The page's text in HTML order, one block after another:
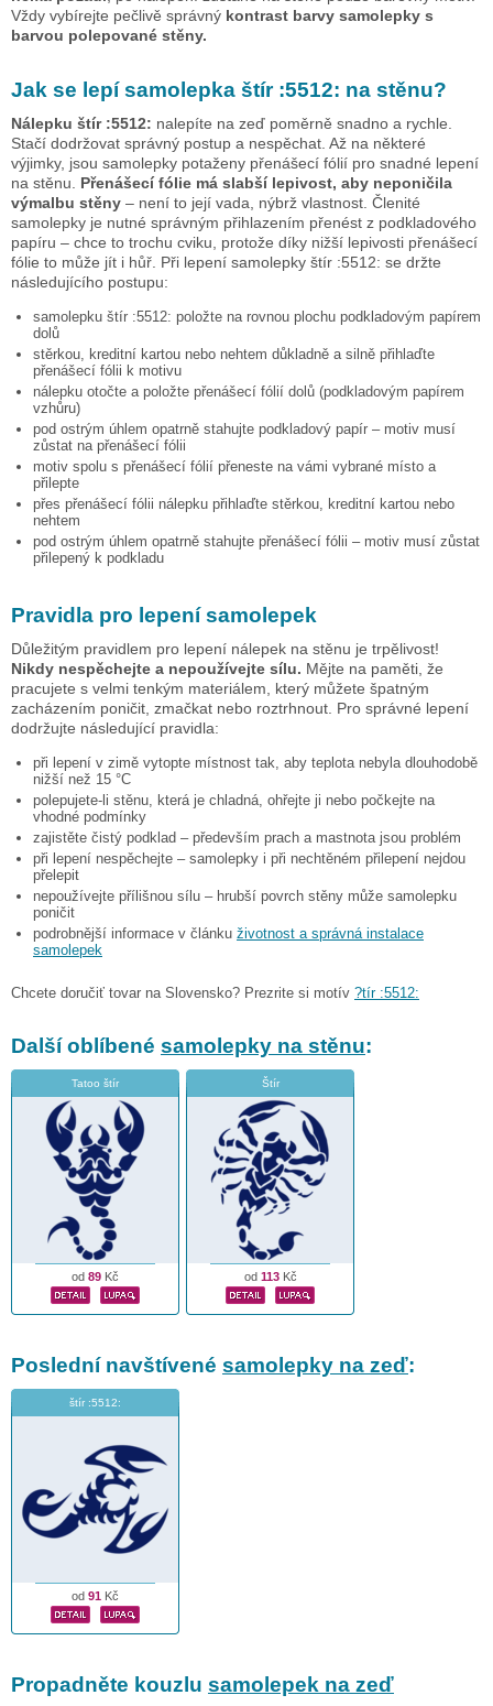
Vždy vybírejte pečlivě správný kontrast barvy samolepky s
barvou polepované stěny.
Jak se lepí samolepka štír :5512: na stěnu?
Nálepku štír :5512: nalepíte na zeď poměrně snadno a rychle.
Stačí dodržovat správný postup a nespěchat. Až na některé
výjimky, jsou samolepky potaženy přenášecí fólií pro snadné lepení
na stěnu. Přenášecí fólie má slabší lepivost, aby neponičila
výmalbu stěny – není to její vada, nýbrž vlastnost. Členité
samolepky je nutné správným přihlazením přenést z podkladového
papíru – chce to trochu cviku, protože díky nižší lepivosti přenášecí
fólie to může jít i hůř. Při lepení samolepky štír :5512: se držte
následujícího postupu:
samolepku štír :5512: položte na rovnou plochu podkladovým papírem
dolů
stěrkou, kreditní kartou nebo nehtem důkladně a silně přihlaďte
přenášecí fólii k motivu
nálepku otočte a položte přenášecí fólií dolů (podkladovým papírem
vzhůru)
pod ostrým úhlem opatrně stahujte podkladový papír – motiv musí
zůstat na přenášecí fólii
motiv spolu s přenášecí fólií přeneste na vámi vybrané místo a
přilepte
přes přenášecí fólii nálepku přihlaďte stěrkou, kreditní kartou nebo
nehtem
pod ostrým úhlem opatrně stahujte přenášecí fólii – motiv musí zůstat
přilepený k podkladu
Pravidla pro lepení samolepek
Důležitým pravidlem pro lepení nálepek na stěnu je trpělivost!
Nikdy nespěchejte a nepoužívejte sílu. Mějte na paměti, že
pracujete s velmi tenkým materiálem, který můžete špatným
zacházením poničit, zmačkat nebo roztrhnout. Pro správné lepení
dodržujte následující pravidla:
při lepení v zimě vytopte místnost tak, aby teplota nebyla dlouhodobě
nižší než 15 °C
polepujete-li stěnu, která je chladná, ohřejte ji nebo počkejte na
vhodné podmínky
zajistěte čistý podklad – především prach a mastnota jsou problém
při lepení nespěchejte – samolepky i při nechtěném přilepení nejdou
přelepit
nepoužívejte přílišnou sílu – hrubší povrch stěny může samolepku
poničit
podrobnější informace v článku životnost a správná instalace
samolepek
Chcete doručiť tovar na Slovensko? Prezrite si motív ?tír :5512:
Další oblíbené samolepky na stěnu:
Tatoo štír
od 89 Kč
Štír
od 113Kč
Poslední navštívené samolepky na zeď:
štír :5512:
od 91 Kč
Propadněte kouzlu samolepek na zeď